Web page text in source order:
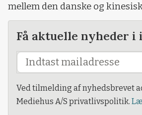
mellem den danske og
Få aktuelle nyheder i
Ved tilmelding af nyhedsbrevet
Mediehus A/S privatlivspolitik.